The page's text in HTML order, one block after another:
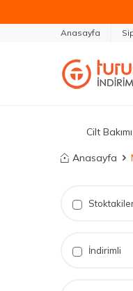
Anasayfa
Cilt Bakımı
Anasayfa
İndirimli